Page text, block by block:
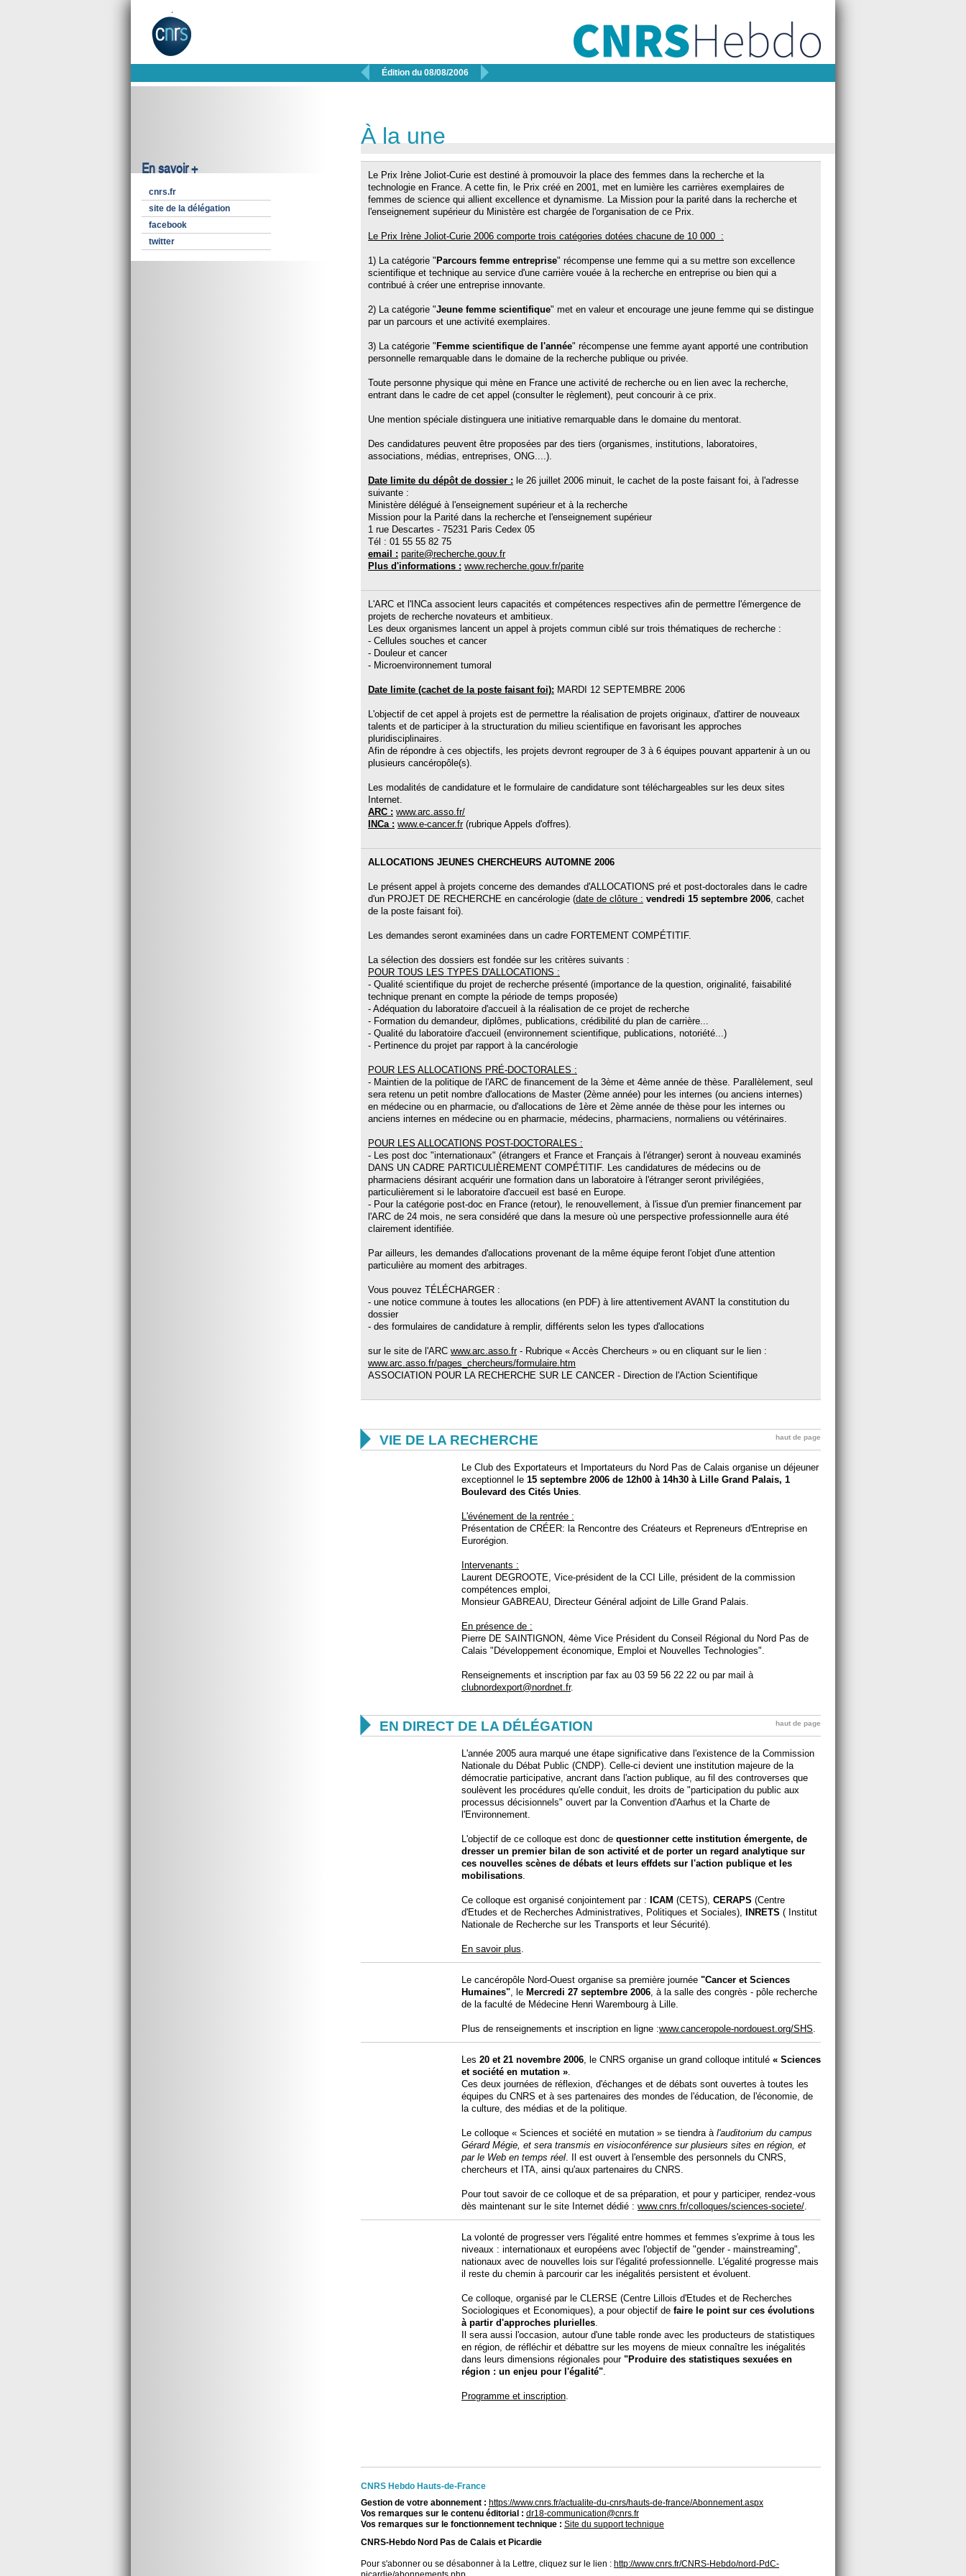
 Édition du 08/08/2006 
En savoir +
cnrs.fr
site de la délégation
facebook
twitter
À la une
Le Prix Irène Joliot-Curie est destiné à promouvoir la place des femmes dans la recherche et la
technologie en France. A cette fin, le Prix créé en 2001, met en lumière les carrières exemplaires de
femmes de science qui allient excellence et dynamisme. La Mission pour la parité dans la recherche et
l'enseignement supérieur du Ministère est chargée de l'organisation de ce Prix.
Le Prix Irène Joliot-Curie 2006 comporte trois catégories dotées chacune de 10 000  :
1) La catégorie " Parcours femme entreprise" récompense une femme qui a su mettre son excellence
scientifique et technique au service d'une carrière vouée à la recherche en entreprise ou bien qui a
contribué à créer une entreprise innovante.
2) La catégorie "Jeune femme scientifique" met en valeur et encourage une jeune femme qui se distingue
par un parcours et une activité exemplaires.
3) La catégorie " Femme scientifique de l'année" récompense une femme ayant apporté une contribution
personnelle remarquable dans le domaine de la recherche publique ou privée.
Toute personne physique qui mène en France une activité de recherche ou en lien avec la recherche,
entrant dans le cadre de cet appel (consulter le règlement), peut concourir à ce prix.
Une mention spéciale distinguera une initiative remarquable dans le domaine du mentorat.
Des candidatures peuvent être proposées par des tiers (organismes, institutions, laboratoires,
associations, médias, entreprises, ONG....).
Date limite du dépôt de dossier : le 26 juillet 2006 minuit, le cachet de la poste faisant foi, à l'adresse
suivante :
Ministère délégué à l'enseignement supérieur et à la recherche
Mission pour la Parité dans la recherche et l'enseignement supérieur
1 rue Descartes - 75231 Paris Cedex 05
Tél : 01 55 55 82 75
email : parite@recherche.gouv.fr
Plus d'informations : www.recherche.gouv.fr/parite
L'ARC et l'INCa associent leurs capacités et compétences respectives afin de permettre l'émergence de
projets de recherche novateurs et ambitieux.
Les deux organismes lancent un appel à projets commun ciblé sur trois thématiques de recherche :
- Cellules souches et cancer
- Douleur et cancer
- Microenvironnement tumoral
Date limite (cachet de la poste faisant foi): MARDI 12 SEPTEMBRE 2006
L'objectif de cet appel à projets est de permettre la réalisation de projets originaux, d'attirer de nouveaux
talents et de participer à la structuration du milieu scientifique en favorisant les approches
pluridisciplinaires.
Afin de répondre à ces objectifs, les projets devront regrouper de 3 à 6 équipes pouvant appartenir à un ou
plusieurs cancéropôle(s).
Les modalités de candidature et le formulaire de candidature sont téléchargeables sur les deux sites
Internet.
ARC : www.arc.asso.fr/
INCa : www.e-cancer.fr(rubrique Appels d'offres).
ALLOCATIONS JEUNES CHERCHEURS AUTOMNE 2006
Le présent appel à projets concerne des demandes d'ALLOCATIONS pré et post-doctorales dans le cadre
d'un PROJET DE RECHERCHE en cancérologie (date de clôture : vendredi 15 septembre 2006, cachet
de la poste faisant foi).
Les demandes seront examinées dans un cadre FORTEMENT COMPÉTITIF.
La sélection des dossiers est fondée sur les critères suivants :
POUR TOUS LES TYPES D'ALLOCATIONS :
- Qualité scientifique du projet de recherche présenté (importance de la question, originalité, faisabilité
technique prenant en compte la période de temps proposée)
- Adéquation du laboratoire d'accueil à la réalisation de ce projet de recherche
- Formation du demandeur, diplômes, publications, crédibilité du plan de carrière...
- Qualité du laboratoire d'accueil (environnement scientifique, publications, notoriété...)
- Pertinence du projet par rapport à la cancérologie
POUR LES ALLOCATIONS PRÉ-DOCTORALES :
- Maintien de la politique de l'ARC de financement de la 3ème et 4ème année de thèse. Parallèlement, seul
sera retenu un petit nombre d'allocations de Master (2ème année) pour les internes (ou anciens internes)
en médecine ou en pharmacie, ou d'allocations de 1ère et 2ème année de thèse pour les internes ou
anciens internes en médecine ou en pharmacie, médecins, pharmaciens, normaliens ou vétérinaires.
POUR LES ALLOCATIONS POST-DOCTORALES :
- Les post doc "internationaux" (étrangers et France et Français à l'étranger) seront à nouveau examinés
DANS UN CADRE PARTICULIÈREMENT COMPÉTITIF. Les candidatures de médecins ou de
pharmaciens désirant acquérir une formation dans un laboratoire à l'étranger seront privilégiées,
particulièrement si le laboratoire d'accueil est basé en Europe.
- Pour la catégorie post-doc en France (retour), le renouvellement, à l'issue d'un premier financement par
l'ARC de 24 mois, ne sera considéré que dans la mesure où une perspective professionnelle aura été
clairement identifiée.
Par ailleurs, les demandes d'allocations provenant de la même équipe feront l'objet d'une attention
particulière au moment des arbitrages.
Vous pouvez TÉLÉCHARGER :
- une notice commune à toutes les allocations (en PDF) à lire attentivement AVANT la constitution du
dossier
- des formulaires de candidature à remplir, différents selon les types d'allocations
sur le site de l'ARC www.arc.asso.fr- Rubrique « Accès Chercheurs » ou en cliquant sur le lien :
www.arc.asso.fr/pages_chercheurs/formulaire.htm
ASSOCIATION POUR LA RECHERCHE SUR LE CANCER - Direction de l'Action Scientifique
 VIE DE LA RECHERCHE haut de page
Le Club des Exportateurs et Importateurs du Nord Pas de Calais organise un déjeuner
exceptionnel le 15 septembre 2006 de 12h00 à 14h30 à Lille Grand Palais, 1
Boulevard des Cités Unies.
L'événement de la rentrée :
Présentation de CRÉER: la Rencontre des Créateurs et Repreneurs d'Entreprise en
Eurorégion.
Intervenants :
Laurent DEGROOTE, Vice-président de la CCI Lille, président de la commission
compétences emploi,
Monsieur GABREAU, Directeur Général adjoint de Lille Grand Palais.
En présence de :
Pierre DE SAINTIGNON, 4ème Vice Président du Conseil Régional du Nord Pas de
Calais "Développement économique, Emploi et Nouvelles Technologies".
Renseignements et inscription par fax au 03 59 56 22 22 ou par mail à
clubnordexport@nordnet.fr.
 EN DIRECT DE LA DÉLÉGATION haut de page
L'année 2005 aura marqué une étape significative dans l'existence de la Commission
Nationale du Débat Public (CNDP). Celle-ci devient une institution majeure de la
démocratie participative, ancrant dans l'action publique, au fil des controverses que
soulèvent les procédures qu'elle conduit, les droits de "participation du public aux
processus décisionnels" ouvert par la Convention d'Aarhus et la Charte de
l'Environnement.
L'objectif de ce colloque est donc de questionner cette institution émergente, de
dresser un premier bilan de son activité et de porter un regard analytique sur
ces nouvelles scènes de débats et leurs effdets sur l'action publique et les
mobilisations.
Ce colloque est organisé conjointement par : ICAM (CETS), CERAPS (Centre
d'Etudes et de Recherches Administratives, Politiques et Sociales),
INRETS ( Institut
Nationale de Recherche sur les Transports et leur Sécurité).
En savoir plus.
Le cancéropôle Nord-Ouest organise sa première journée "Cancer et Sciences
Humaines", le Mercredi 27 septembre 2006, à la salle des congrès - pôle recherche
de la faculté de Médecine Henri Warembourg à Lille.
Plus de renseignements et inscription en ligne :www.canceropole-nordouest.org/SHS.
Les 20 et 21 novembre 2006, le CNRS organise un grand colloque intitulé « Sciences
et société en mutation ».
Ces deux journées de réflexion, d'échanges et de débats sont ouvertes à toutes les
équipes du CNRS et à ses partenaires des mondes de l'éducation, de l'économie, de
la culture, des médias et de la politique.
Le colloque « Sciences et société en mutation » se tiendra à l'auditorium du campus
Gérard Mégie, et sera transmis en visioconférence sur plusieurs sites en région, et
par le Web en temps réel. Il est ouvert à l'ensemble des personnels du CNRS,
chercheurs et ITA, ainsi qu'aux partenaires du CNRS.
Pour tout savoir de ce colloque et de sa préparation, et pour y participer, rendez-vous
dès maintenant sur le site Internet dédié : www.cnrs.fr/colloques/sciences-societe/.
La volonté de progresser vers l'égalité entre hommes et femmes s'exprime à tous les
niveaux : internationaux et européens avec l'objectif de "gender - mainstreaming",
nationaux avec de nouvelles lois sur l'égalité professionnelle. L'égalité progresse mais
il reste du chemin à parcourir car les inégalités persistent et évoluent.
Ce colloque, organisé par le CLERSE (Centre Lillois d'Etudes et de Recherches
Sociologiques et Economiques), a pour objectif de faire le point sur ces évolutions
à partir d'approches plurielles.
Il sera aussi l'occasion, autour d'une table ronde avec les producteurs de statistiques
en région, de réfléchir et débattre sur les moyens de mieux connaître les inégalités
dans leurs dimensions régionales pour "Produire des statistiques sexuées en
région : un enjeu pour l'égalité".
Programme et inscription.
CNRS Hebdo Hauts-de-France
Gestion de votre abonnement : https://www.cnrs.fr/actualite-du-cnrs/hauts-de-france/Abonnement.aspx
Vos remarques sur le contenu éditorial : dr18-communication@cnrs.fr
Vos remarques sur le fonctionnement technique : Site du support technique
CNRS-Hebdo Nord Pas de Calais et Picardie
Pour s'abonner ou se désabonner à la Lettre, cliquez sur le lien : http://www.cnrs.fr/CNRS-Hebdo/nord-PdC-